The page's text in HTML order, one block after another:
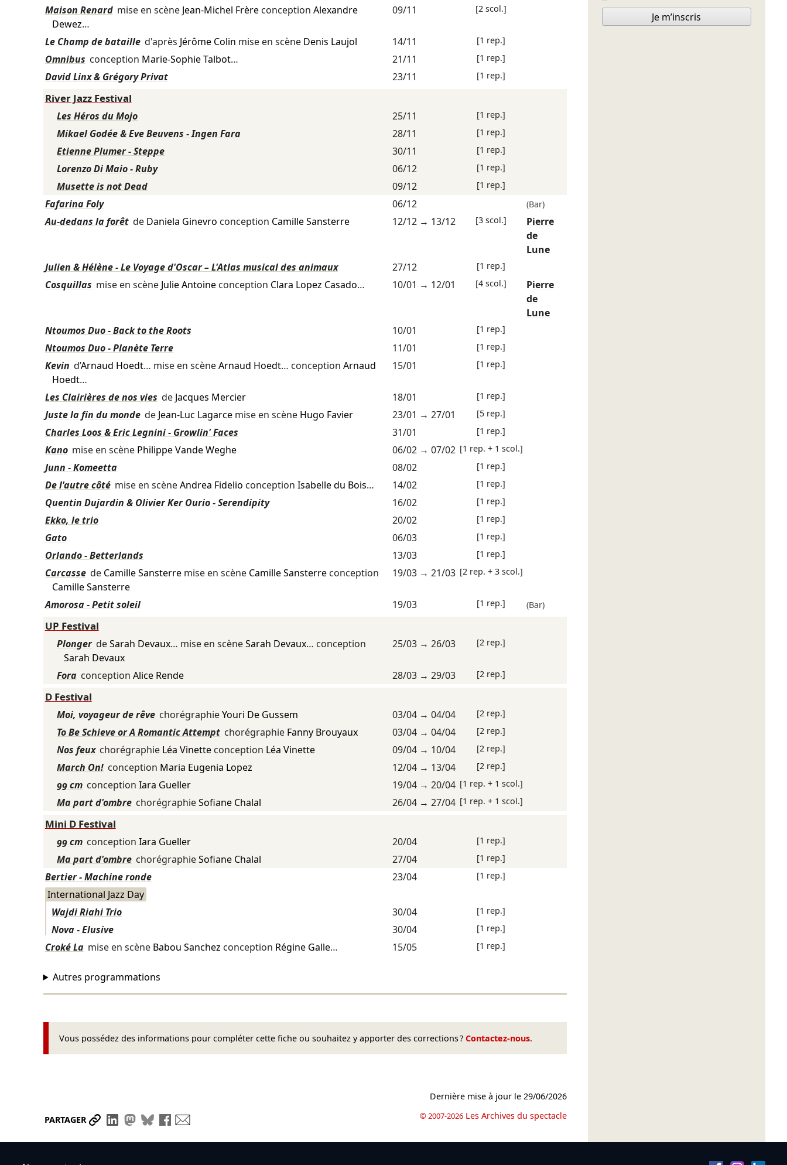
Maison Renard mise en scène Jean-Michel Frèreconception Alexandre
Dewez…
09/11 [2 scol.]
Le Champ de bataille d'après Jérôme Colin mise en scène Denis Laujol 14/11 [1 rep.]
Omnibus conception Marie-Sophie Talbot… 21/11 [1 rep.]
David Linx & Grégory Privat 23/11 [1 rep.]
River Jazz Festival
Les Héros du Mojo 25/11 [1 rep.]
Mikael Godée & Eve Beuvens - Ingen Fara 28/11 [1 rep.]
Etienne Plumer - Steppe 30/11 [1 rep.]
Lorenzo Di Maio - Ruby 06/12 [1 rep.]
Musette is not Dead 09/12 [1 rep.]
Fafarina Foly 06/12 (Bar)
Au-dedans la forêt de Daniela Ginevro conception Camille Sansterre 12/12→ 13/12 [3 scol.]
Pierre
de
Lune
Julien & Hélène - Le Voyage d'Oscar – L'Atlas musical des animaux
27/12 [1 rep.]
Cosquillas mise en scène Julie Antoineconception Clara Lopez Casado… 10/01 → 12/01 [4 scol.]
Pierre
de
Lune
Ntoumos Duo - Back to the Roots
10/01 [1 rep.]
Ntoumos Duo - Planète Terre 11/01 [1 rep.]
Kevin d’Arnaud Hoedt… mise en scèneArnaud Hoedt… conception Arnaud
Hoedt…
15/01 [1 rep.]
Les Clairières de nos vies de Jacques Mercier 18/01 [1 rep.]
Juste la fin du monde de Jean-Luc Lagarcemise en scène Hugo Favier 23/01 → 27/01 [5 rep.]
Charles Loos & Eric Legnini - Growlin' Faces 31/01 [1 rep.]
Kano mise en scène Philippe Vande Weghe 06/02→ 07/02 [1 rep. + 1 scol.]
Junn - Komeetta 08/02 [1 rep.]
De l'autre côté mise en scèneAndrea Fidelio conception Isabelle du Bois… 14/02 [1 rep.]
Quentin Dujardin & Olivier Ker Ourio - Serendipity 16/02 [1 rep.]
Ekko, le trio 20/02 [1 rep.]
Gato 06/03 [1 rep.]
Orlando - Betterlands 13/03 [1 rep.]
Carcasse de Camille Sansterremise en scène Camille Sansterreconception
Camille Sansterre
19/03→ 21/03 [2 rep. + 3 scol.]
Amorosa - Petit soleil 19/03 [1 rep.] (Bar)
UP Festival
Plonger deSarah Devaux… mise en scèneSarah Devaux… conception
Sarah Devaux
25/03→ 26/03 [2 rep.]
Fora conceptionAlice Rende 28/03→ 29/03 [2 rep.]
D Festival
Moi, voyageur de rêve chorégraphieYouri De Gussem 03/04→ 04/04 [2 rep.]
To Be Schieve or A Romantic Attempt chorégraphie Fanny Brouyaux 03/04→ 04/04 [2 rep.]
Nos feux chorégraphie Léa Vinette conception Léa Vinette 09/04→ 10/04 [2 rep.]
March On! conception Maria Eugenia Lopez 12/04→ 13/04 [2 rep.]
99 cm conceptionIara Gueller 19/04→ 20/04 [1 rep. + 1 scol.]
Ma part d'ombre chorégraphieSofiane Chalal 26/04→ 27/04 [1 rep. + 1 scol.]
Mini D Festival
99 cm conceptionIara Gueller 20/04 [1 rep.]
Ma part d'ombre chorégraphieSofiane Chalal 27/04 [1 rep.]
Bertier - Machine ronde 23/04 [1 rep.]
International Jazz Day
Wajdi Riahi Trio
30/04 [1 rep.]
Nova - Elusive 30/04 [1 rep.]
Croké La mise en scène Babou Sanchez conception Régine Galle… 15/05 [1 rep.]
Autres programmations
Vous possédez des informations pour compléter cette fiche ou souhaitez y apporter des corrections ? Contactez-nous.
PARTAGER Partager le lien
Partager sur LinkedIn
Partager sur Mastodon
Partager sur Bluesky
Partager sur Facebook
Dernière mise à jour le29/06/2026
© 2007-2026 Les Archives du spectacle
Je m’inscris